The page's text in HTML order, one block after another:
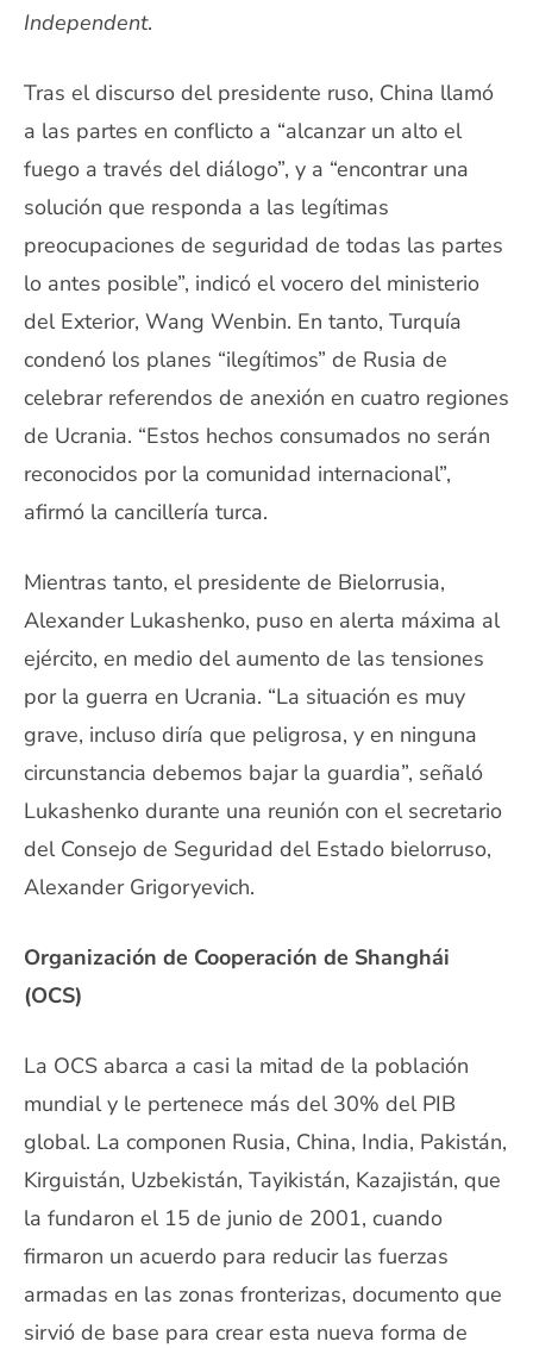
Independent.
Tras el discurso del presidente ruso, China llamó
a las partes en conflicto a “alcanzar un alto el
fuego a través del diálogo”, y a “encontrar una
solución que responda a las legítimas
preocupaciones de seguridad de todas las partes
lo antes posible”, indicó el vocero del ministerio
del Exterior, Wang Wenbin. En tanto, Turquía
condenó los planes “ilegítimos” de Rusia de
celebrar referendos de anexión en cuatro regiones
de Ucrania. “Estos hechos consumados no serán
reconocidos por la comunidad internacional”,
afirmó la cancillería turca.
Mientras tanto, el presidente de Bielorrusia,
Alexander Lukashenko, puso en alerta máxima al
ejército, en medio del aumento de las tensiones
por la guerra en Ucrania. “La situación es muy
grave, incluso diría que peligrosa, y en ninguna
circunstancia debemos bajar la guardia”, señaló
Lukashenko durante una reunión con el secretario
del Consejo de Seguridad del Estado bielorruso,
Alexander Grigoryevich.
Organización de Cooperación de Shanghái
(OCS)
La OCS abarca a casi la mitad de la población
mundial y le pertenece más del 30% del PIB
global. La componen Rusia, China, India, Pakistán,
Kirguistán, Uzbekistán, Tayikistán, Kazajistán, que
la fundaron el 15 de junio de 2001, cuando
firmaron un acuerdo para reducir las fuerzas
armadas en las zonas fronterizas, documento que
sirvió de base para crear esta nueva forma de